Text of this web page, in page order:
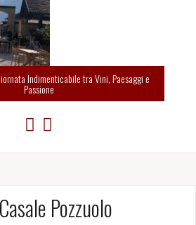
Indimenticabile tra Vini, Paesaggi e
Passione
Casale Pozzuolo